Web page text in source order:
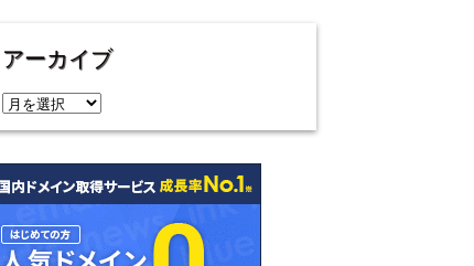
アーカイブ
ア
ー
カ
イ
ブ